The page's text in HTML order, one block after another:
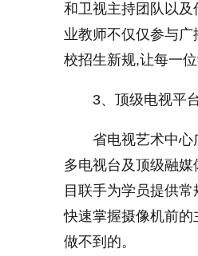
和卫视主持团队以
业教师不仅仅参与
校招生新规,让每一
3、顶级电视平
省电视艺术中心
多电视台及顶级融
目联手为学员提供
快速掌握摄像机前
做不到的。